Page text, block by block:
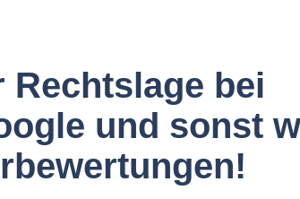
bei
und sonst